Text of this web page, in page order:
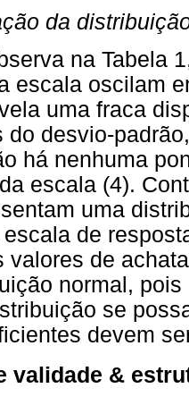
da
na Tabela
escala oscilam
uma fraca
do desvio-
há nenhuma
escala (4).
uma
de
valores de
normal,
se
devem
validade &